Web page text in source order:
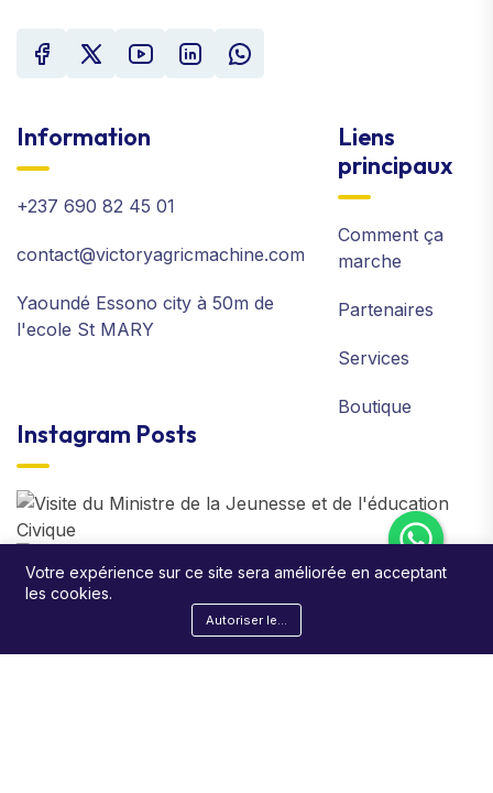
Information
+237 690 82 45 01
contact@victoryagricmachine.com
Yaoundé Essono city à 50m de
l'ecole St MARY
Liens
principaux
Comment ça
marche
Partenaires
Services
Boutique
Instagram Posts
Votre expérience sur ce site sera améliorée en acceptant
les cookies.
Autoriser les cookies